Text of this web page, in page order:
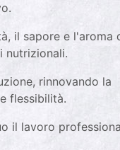
il sapore e l'aroma
nutrizionali.
rinnovando la
flessibilità.
il lavoro